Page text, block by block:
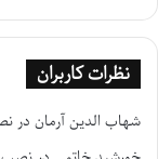
نظرات کاربران
شهاب الدین آرمان در